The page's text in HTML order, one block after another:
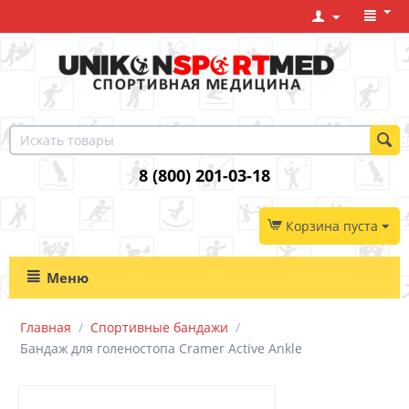
8 (800) 201-03-18
Корзина пуста
Меню
Главная / Спортивные бандажи /
Бандаж для голеностопа Cramer Active Ankle